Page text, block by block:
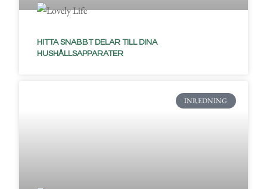
HITTA SNABBT DELAR TILL DINA
HUSHÅLLSAPPARATER
INREDNING